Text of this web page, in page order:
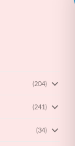
(204)
(241)
(34)